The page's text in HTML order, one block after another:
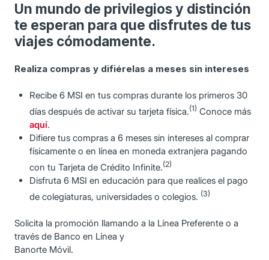
Un mundo de privilegios y distinción
te esperan para que disfrutes de tus
viajes cómodamente.
Realiza compras y difiérelas a meses sin intereses
Recibe 6 MSI en tus compras durante los primeros 30
días después de activar su tarjeta física.(1) Conoce más
aquí.
Difiere tus compras a 6 meses sin intereses al comprar
físicamente o en línea en moneda extranjera pagando
con tu Tarjeta de Crédito Infinite.(2)
Disfruta 6 MSI en educación para que realices el pago
de colegiaturas, universidades o colegios. (3)
Solicita la promoción llamando a la Línea Preferente o a
través de Banco en Línea y
Banorte Móvil.